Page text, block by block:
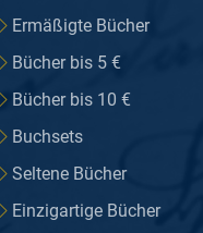
Ermäßigte Bücher
Bücher bis 5 €
Bücher bis 10 €
Buchsets
Seltene Bücher
Einzigartige Bücher